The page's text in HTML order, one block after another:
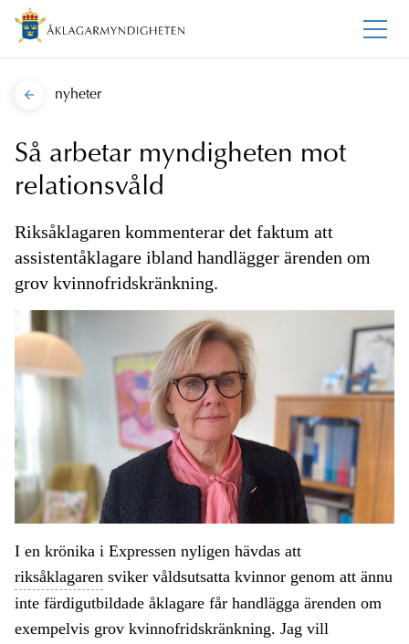
nyheter
Så arbetar myndigheten mot
relationsvåld
Riksåklagaren kommenterar det faktum att
assistentåklagare ibland handlägger ärenden om
grov kvinnofridskränkning.
I en krönika i Expressen nyligen hävdas att
riksåklagaren sviker våldsutsatta kvinnor genom att ännu
inte färdigutbildade åklagare får handlägga ärenden om
exempelvis grov kvinnofridskränkning. Jag vill